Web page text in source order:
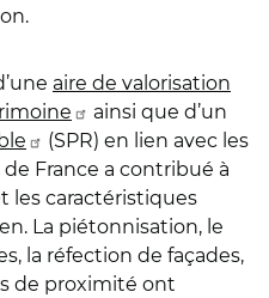
aire de valorisation
ainsi que d’un
(SPR) en lien avec les
France a contribué à
les caractéristiques
La piétonnisation, le
la réfection de façades,
de proximité ont